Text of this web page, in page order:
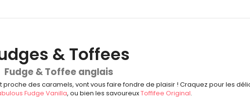
& Toffees
Fudge & Toffee anglais
des caramels, vont vous faire fondre de plaisir ! Craquez pour les
Fudge Vanilla, ou bien les savoureuxToffifee Original.